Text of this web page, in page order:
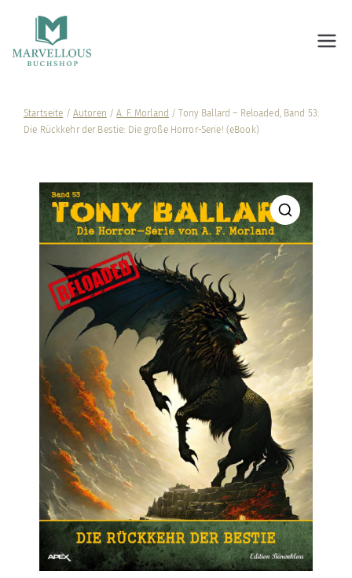
Startseite / Autoren /A. F. Morland / Tony Ballard – Reloaded, Band 53:
Die Rückkehr der Bestie: Die große Horror-Serie! (eBook)